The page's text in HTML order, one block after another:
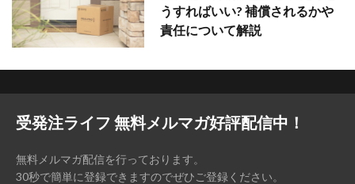
うすればいい? 補償されるかや
責任について解説
受発注ライフ 無料メルマガ好評配信中！
無料メルマガ配信を行っております。
30秒で簡単に登録できますのでぜひご登録ください。